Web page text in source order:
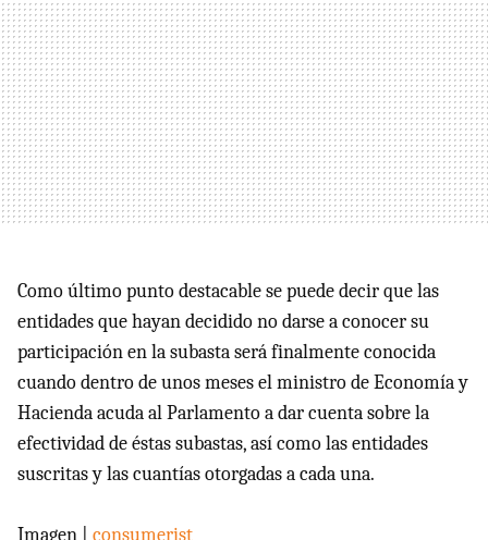
Como último punto destacable se puede decir que las
entidades que hayan decidido no darse a conocer su
participación en la subasta será finalmente conocida
cuando dentro de unos meses el ministro de Economía y
Hacienda acuda al Parlamento a dar cuenta sobre la
efectividad de éstas subastas, así como las entidades
suscritas y las cuantías otorgadas a cada una.